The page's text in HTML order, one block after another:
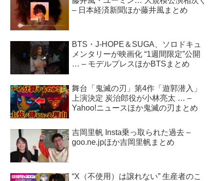
– 日本経済新聞ほか藤井風まとめ
BTS・J-HOPE＆SUGA、ソロドキュ
メンタリーが映画化 “1週間限定”公開
… – モデルプレスほかBTSまとめ
舞台「鬼滅の刃」第4作「遊郭潜入」
上演決定 炭治郎役が小林亮太 … –
Yahoo!ニュースほか鬼滅の刃まとめ
吉岡里帆 Insta乗っ取られた過去 –
goo.ne.jpほか吉岡里帆まとめ
“X（不使用）は譲れない” 生産者のこ